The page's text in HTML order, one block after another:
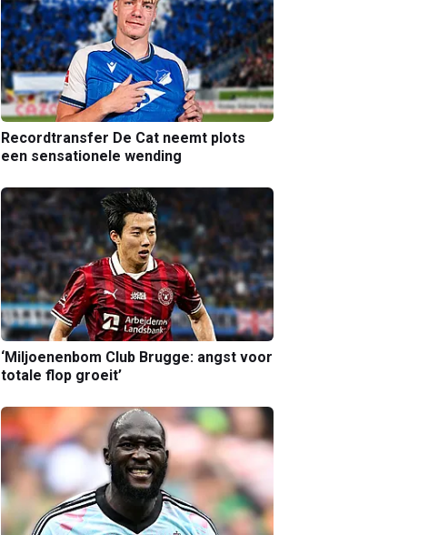
Recordtransfer De Cat neemt plots
een sensationele wending
‘Miljoenenbom Club Brugge: angst voor
totale flop groeit’